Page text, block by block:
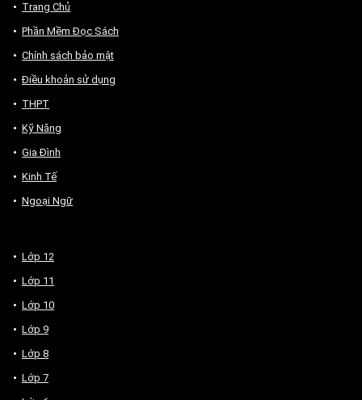
Trang Chủ
Phần Mềm Đọc Sách
Chính sách bảo mật
Điều khoản sử dụng
THPT
Kỹ Năng
Gia Đình
Kinh Tế
Ngoại Ngữ
Lớp 12
Lớp 11
Lớp 10
Lớp 9
Lớp 8
Lớp 7